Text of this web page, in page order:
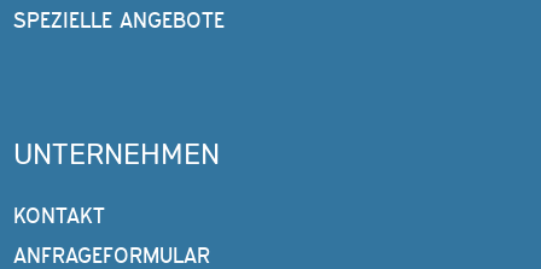
SPEZIELLE ANGEBOTE
UNTERNEHMEN
KONTAKT
ANFRAGEFORMULAR